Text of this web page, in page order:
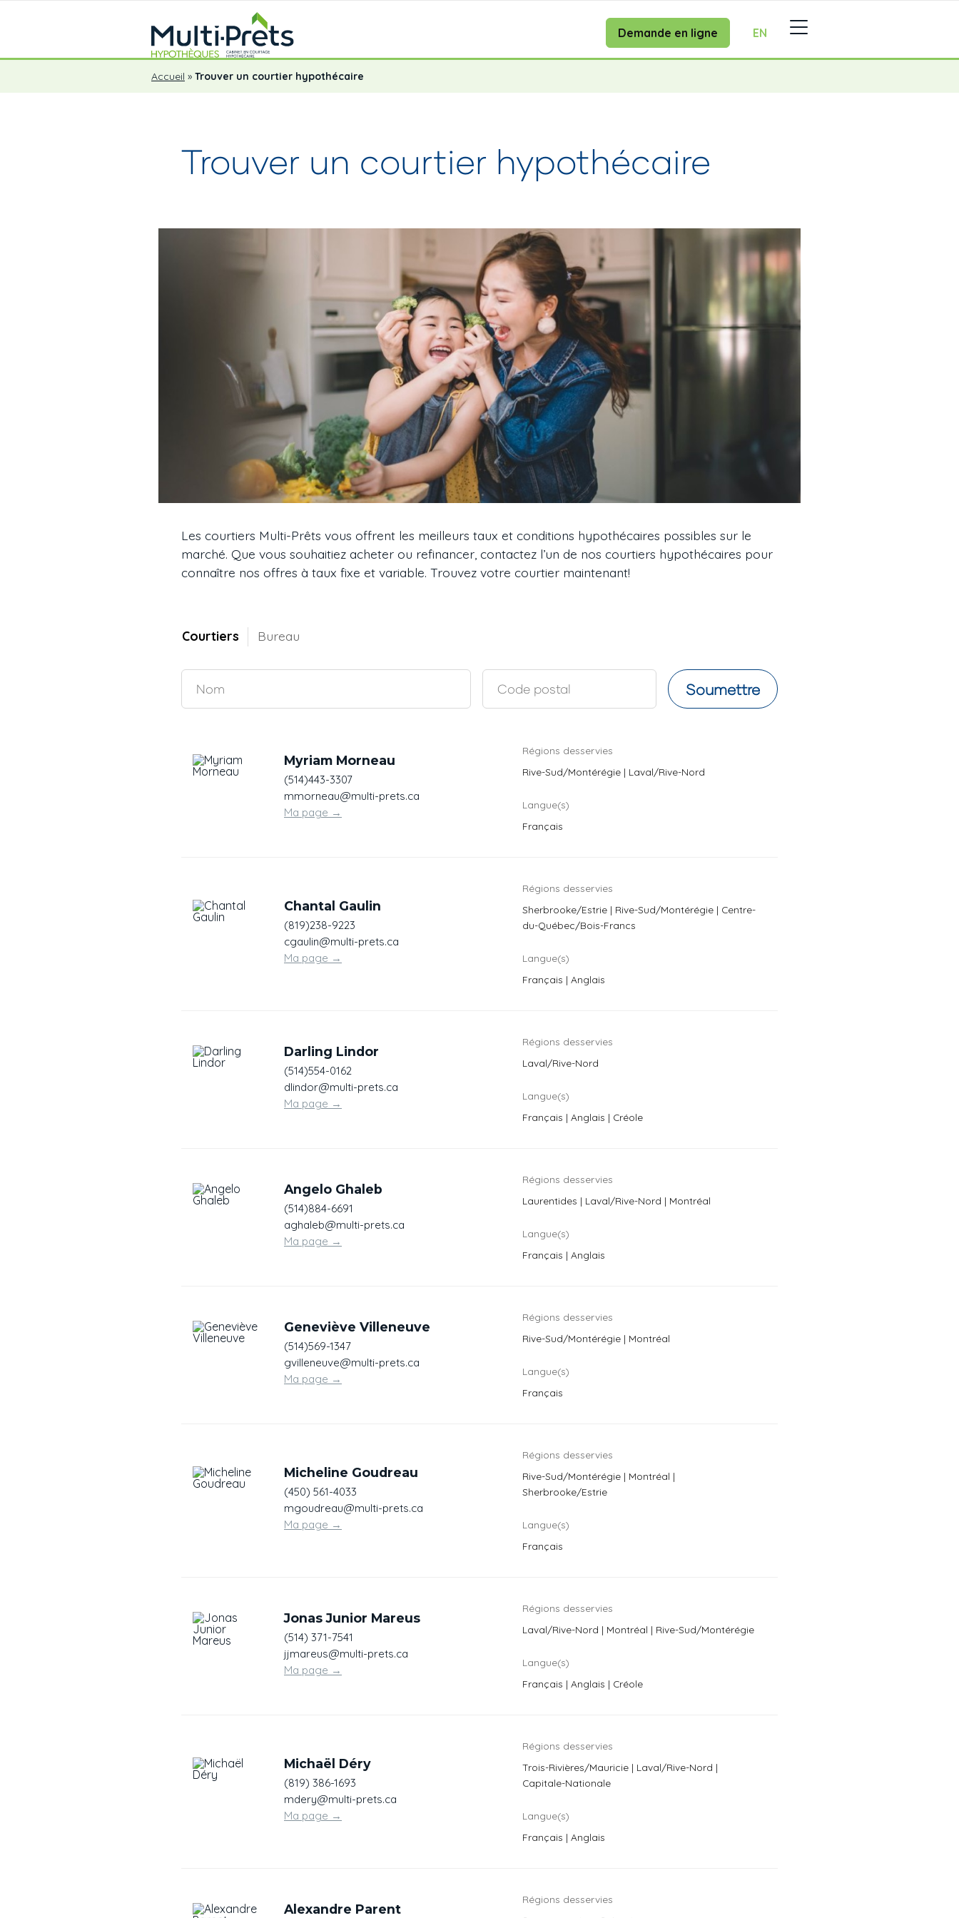
Demande en ligne EN
Accueil » Trouver un courtier hypothécaire
Trouver un courtier hypothécaire
Les courtiers Multi-Prêts vous offrent les meilleurs taux et conditions hypothécaires possibles sur le
marché. Que vous souhaitiez acheter ou refinancer, contactez l’un de nos courtiers hypothécaires pour
connaître nos offres à taux fixe et variable. Trouvez votre courtier maintenant!
Courtiers Bureau
Soumettre
Myriam Morneau
(514)443-3307
mmorneau@multi-prets.ca
Ma page →
Régions desservies
Rive-Sud/Montérégie | Laval/Rive-Nord
Langue(s)
Français
Chantal Gaulin
(819)238-9223
cgaulin@multi-prets.ca
Ma page →
Régions desservies
Sherbrooke/Estrie | Rive-Sud/Montérégie | Centre-
du-Québec/Bois-Francs
Langue(s)
Français | Anglais
Darling Lindor
(514)554-0162
dlindor@multi-prets.ca
Ma page →
Régions desservies
Laval/Rive-Nord
Langue(s)
Français | Anglais | Créole
Angelo Ghaleb
(514)884-6691
aghaleb@multi-prets.ca
Ma page →
Régions desservies
Laurentides | Laval/Rive-Nord | Montréal
Langue(s)
Français | Anglais
Geneviève Villeneuve
(514)569-1347
gvilleneuve@multi-prets.ca
Ma page →
Régions desservies
Rive-Sud/Montérégie | Montréal
Langue(s)
Français
Micheline Goudreau
(450) 561-4033
mgoudreau@multi-prets.ca
Ma page →
Régions desservies
Rive-Sud/Montérégie | Montréal |
Sherbrooke/Estrie
Langue(s)
Français
Jonas Junior Mareus
(514) 371-7541
jjmareus@multi-prets.ca
Ma page →
Régions desservies
Laval/Rive-Nord | Montréal | Rive-Sud/Montérégie
Langue(s)
Français | Anglais | Créole
Michaël Déry
(819) 386-1693
mdery@multi-prets.ca
Ma page →
Régions desservies
Trois-Rivières/Mauricie | Laval/Rive-Nord |
Capitale-Nationale
Langue(s)
Français | Anglais
Alexandre Parent
Régions desservies